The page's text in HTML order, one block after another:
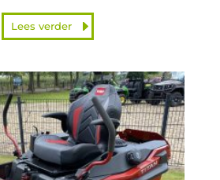
Lees verder